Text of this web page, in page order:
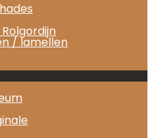
/ lamellen